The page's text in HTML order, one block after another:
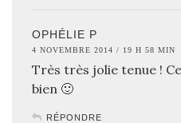
OPHÉLIE P
4 NOVEMBRE 2014 / 19 H 58 MIN
Très très jolie tenue !
bien 🙂
RÉPONDRE